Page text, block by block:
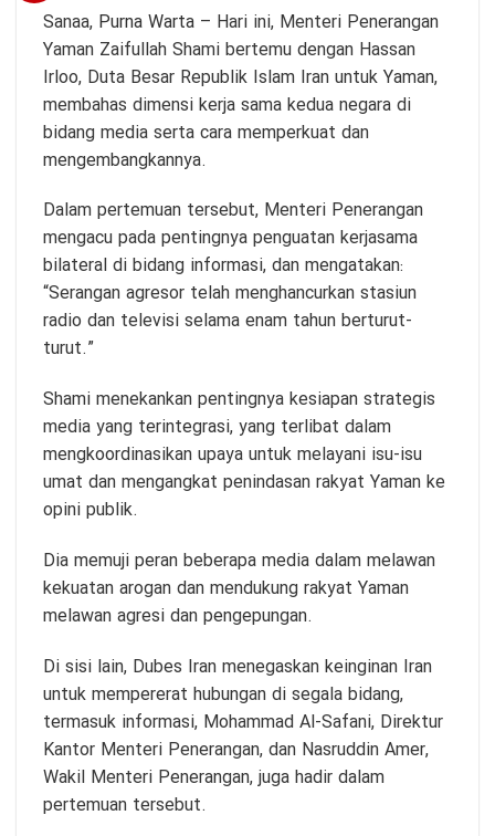
Sanaa, Purna Warta – Hari ini, Menteri Penerangan
Yaman Zaifullah Shami bertemu dengan Hassan
Irloo, Duta Besar Republik Islam Iran untuk Yaman,
membahas dimensi kerja sama kedua negara di
bidang media serta cara memperkuat dan
mengembangkannya.
Dalam pertemuan tersebut, Menteri Penerangan
mengacu pada pentingnya penguatan kerjasama
bilateral di bidang informasi, dan mengatakan:
“Serangan agresor telah menghancurkan stasiun
radio dan televisi selama enam tahun berturut-
turut.”
Shami menekankan pentingnya kesiapan strategis
media yang terintegrasi, yang terlibat dalam
mengkoordinasikan upaya untuk melayani isu-isu
umat dan mengangkat penindasan rakyat Yaman ke
opini publik.
Dia memuji peran beberapa media dalam melawan
kekuatan arogan dan mendukung rakyat Yaman
melawan agresi dan pengepungan.
Di sisi lain, Dubes Iran menegaskan keinginan Iran
untuk mempererat hubungan di segala bidang,
termasuk informasi, Mohammad Al-Safani, Direktur
Kantor Menteri Penerangan, dan Nasruddin Amer,
Wakil Menteri Penerangan, juga hadir dalam
pertemuan tersebut.